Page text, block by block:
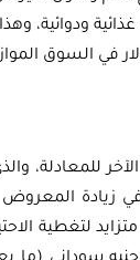
ودوائية،
في السوق
للمعادلة،
في زيادة
لتغطية